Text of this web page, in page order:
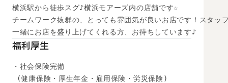
横浜駅から徒歩スグ♪横浜モアーズ内の店舗です☆
チームワーク抜群の、とっても雰囲気が良いお店です！スタ
一緒にお店を盛り上げてくれる方、お待ちしています♪
福利厚生
・社会保険完備
(健康保険・厚生年金・雇用保険・労災保険)